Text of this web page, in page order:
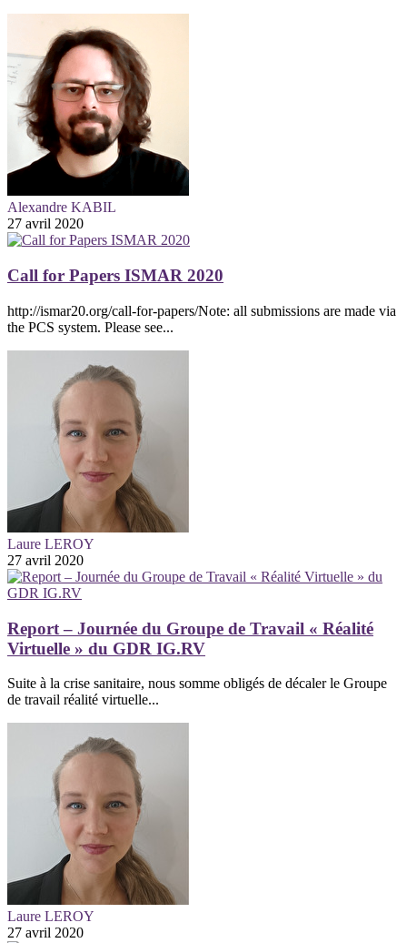
Alexandre KABIL
27 avril 2020
Call for Papers ISMAR 2020
http://ismar20.org/call-for-papers/Note: all submissions are made via
the PCS system. Please see...
Laure LEROY
27 avril 2020
Report – Journée du Groupe de Travail « Réalité
Virtuelle » du GDR IG.RV
Suite à la crise sanitaire, nous somme obligés de décaler le Groupe
de travail réalité virtuelle...
Laure LEROY
27 avril 2020